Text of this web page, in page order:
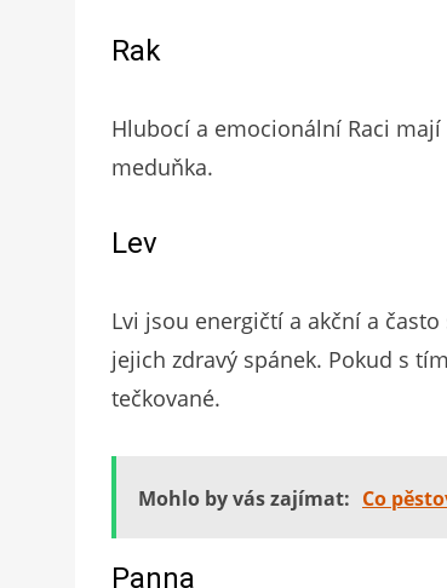
Rak
Hlubocí a emocionální Raci
meduňka.
Lev
Lvi jsou energičtí a akční a
jejich zdravý spánek. Pokud s
tečkované.
Mohlo by vás zajímat: Co
Panna